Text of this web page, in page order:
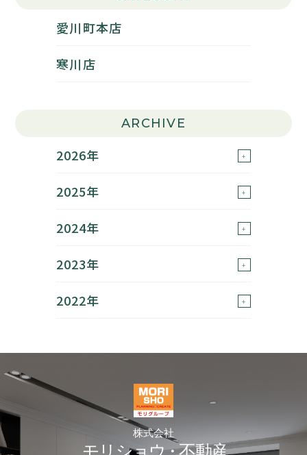
愛川町本店
寒川店
ARCHIVE
2026年
2025年
2024年
2023年
2022年